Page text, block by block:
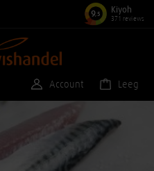
9,5 Kiyoh
371 reviews
Account Leeg